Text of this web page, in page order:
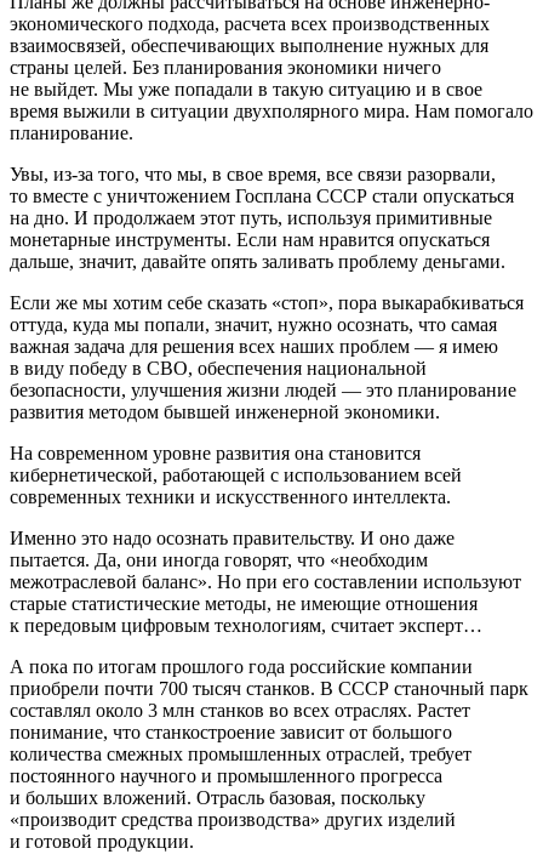
экономического подхода, расчета всех производственных
взаимосвязей, обеспечивающих выполнение нужных для
страны целей. Без планирования экономики ничего
не выйдет. Мы уже попадали в такую ситуацию и в свое
время выжили в ситуации двухполярного мира. Нам помогало
планирование.
Увы, из-за того, что мы, в свое время, все связи разорвали,
то вместе с уничтожением Госплана СССР стали опускаться
на дно. И продолжаем этот путь, используя примитивные
монетарные инструменты. Если нам нравится опускаться
дальше, значит, давайте опять заливать проблему деньгами.
Если же мы хотим себе сказать «стоп», пора выкарабкиваться
оттуда, куда мы попали, значит, нужно осознать, что самая
важная задача для решения всех наших проблем — я имею
в виду победу в СВО, обеспечения национальной
безопасности, улучшения жизни людей — это планирование
развития методом бывшей инженерной экономики.
На современном уровне развития она становится
кибернетической, работающей с использованием всей
современных техники и искусственного интеллекта.
Именно это надо осознать правительству. И оно даже
пытается. Да, они иногда говорят, что «необходим
межотраслевой баланс». Но при его составлении используют
старые статистические методы, не имеющие отношения
к передовым цифровым технологиям, считает эксперт…
А пока по итогам прошлого года российские компании
приобрели почти 700 тысяч станков. В СССР станочный парк
составлял около 3 млн станков во всех отраслях. Растет
понимание, что станкостроение зависит от большого
количества смежных промышленных отраслей, требует
постоянного научного и промышленного прогресса
и больших вложений. Отрасль базовая, поскольку
«производит средства производства» других изделий
и готовой продукции.